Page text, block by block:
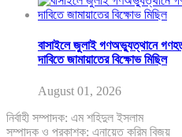
বাসাইলে জুলাই গণঅভ্যুত্থানে
দাবিতে জামায়াতের বিক্ষোভ মিছিল
August 01, 2026
নির্বাহী সম্পাদক: এম শহিদুল ইসলাম
সম্পাদক ও প্রকাশক: এনায়েত করিম বিজয়